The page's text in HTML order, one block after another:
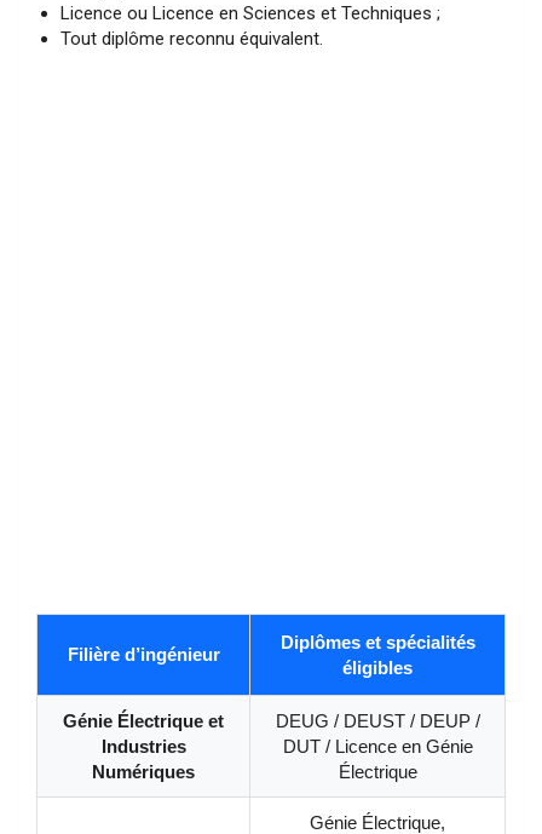
Licence ou Licence en Sciences et Techniques ;
Tout diplôme reconnu équivalent.
Filière d’ingénieur
Diplômes et spécialités
éligibles
Génie Électrique et
Industries
Numériques
DEUG / DEUST / DEUP /
DUT / Licence en Génie
Électrique
Génie Électrique,